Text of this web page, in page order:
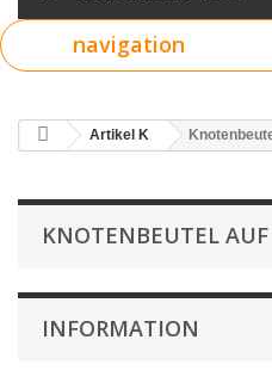
navigation
Artikel K
KNOTENBEUTEL AUF
INFORMATION